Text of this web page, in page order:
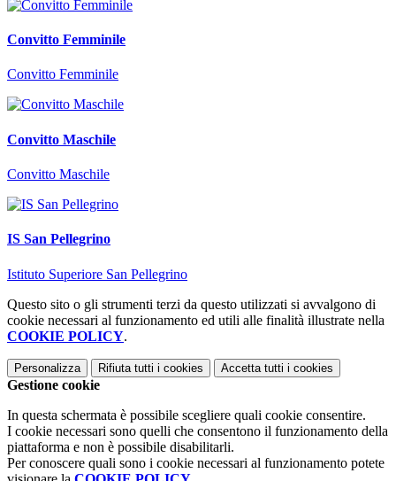
Convitto Femminile
Convitto Femminile
Convitto Maschile
Convitto Maschile
IS San Pellegrino
Istituto Superiore San Pellegrino
Questo sito o gli strumenti terzi da questo utilizzati si avvalgono di
cookie necessari al funzionamento ed utili alle finalità illustrate nella
COOKIE POLICY.
Personalizza Rifiuta tutti i cookies Accetta tutti i cookies
Gestione cookie
In questa schermata è possibile scegliere quali cookie consentire.
I cookie necessari sono quelli che consentono il funzionamento della
piattaforma e non è possibile disabilitarli.
Per conoscere quali sono i cookie necessari al funzionamento potete